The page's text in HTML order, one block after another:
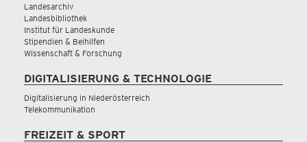
Landesarchiv
Landesbibliothek
Institut für Landeskunde
Stipendien & Beihilfen
Wissenschaft & Forschung
DIGITALISIERUNG & TECHNOLOGIE
Digitalisierung in Niederösterreich
Telekommunikation
FREIZEIT & SPORT